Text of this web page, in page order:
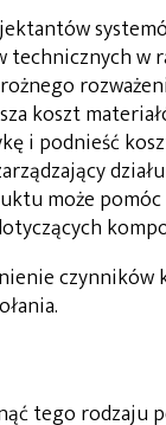
w
koszt
i podnieść
może
czynników
tego rodzaju